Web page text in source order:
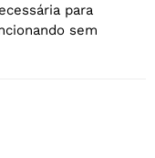
para
sem